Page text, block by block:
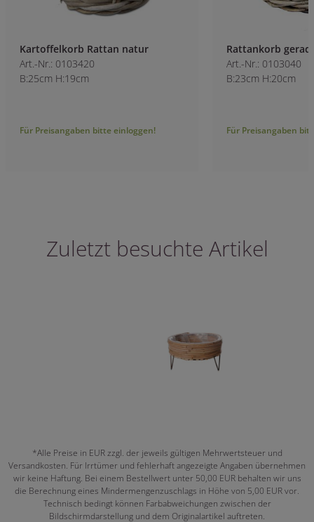
Kartoffelkorb Rattan natur
Art.-Nr.: 0103420
B:25cm H:19cm
Für Preisangaben bitte einloggen!
Rattankorb
Art.-Nr.: 0103040
B:23cm H:20cm
Für Preisangaben
Zuletzt besuchte Artikel
*Alle Preise in EUR zzgl. der jeweils gültigen Mehrwertsteuer und
Versandkosten. Für Irrtümer und fehlerhaft angezeigte Angaben übernehmen
wir keine Haftung. Bei einem Bestellwert unter 50,00 EUR behalten wir uns
die Berechnung eines Mindermengenzuschlags in Höhe von 5,00 EUR vor.
Technisch bedingt können Farbabweichungen zwischen der
Bildschirmdarstellung und dem Originalartikel auftreten.